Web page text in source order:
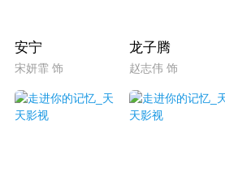
安宁
宋妍霏 饰
龙子腾
赵志伟 饰